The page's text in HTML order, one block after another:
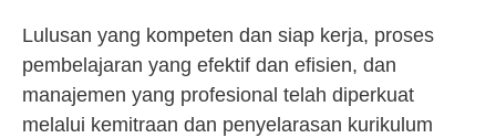
Lulusan yang kompeten dan siap kerja, proses
pembelajaran yang efektif dan efisien, dan
manajemen yang profesional telah diperkuat
melalui kemitraan dan penyelarasan kurikulum